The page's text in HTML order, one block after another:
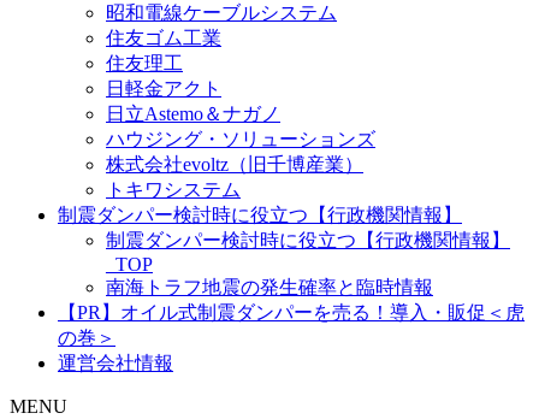
昭和電線ケーブルシステム
住友ゴム工業
住友理工
日軽金アクト
日立Astemo＆ナガノ
ハウジング・ソリューションズ
株式会社evoltz（旧千博産業）
トキワシステム
制震ダンパー検討時に役立つ【行政機関情報】
制震ダンパー検討時に役立つ【行政機関情報】
_TOP
南海トラフ地震の発生確率と臨時情報
【PR】オイル式制震ダンパーを売る！導入・販促＜虎
の巻＞
運営会社情報
MENU